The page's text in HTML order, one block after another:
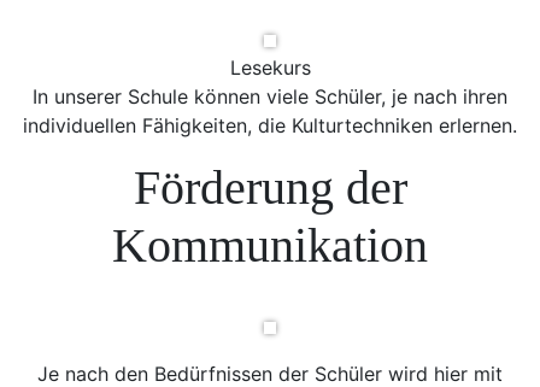
Lesekurs
In unserer Schule können viele Schüler, je nach ihren
individuellen Fähigkeiten, die Kulturtechniken erlernen.
Förderung der
Kommunikation
Je nach den Bedürfnissen der Schüler wird hier mit